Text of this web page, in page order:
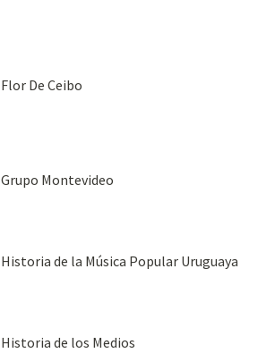
Flor De Ceibo
Grupo Montevideo
Historia de la Música Popular Uruguaya
Historia de los Medios